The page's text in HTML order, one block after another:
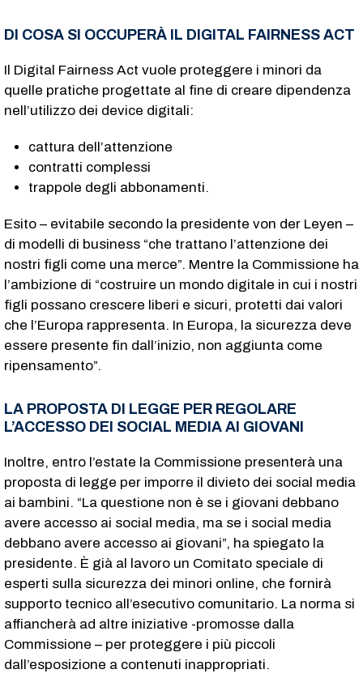
DI COSA SI OCCUPERÀ IL DIGITAL FAIRNESS ACT
Il Digital Fairness Act vuole proteggere i minori da
quelle pratiche progettate al fine di creare dipendenza
nell’utilizzo dei device digitali:
cattura dell’attenzione
contratti complessi
trappole degli abbonamenti.
Esito – evitabile secondo la presidente von der Leyen –
di modelli di business “che trattano l’attenzione dei
nostri figli come una merce”. Mentre la Commissione ha
l’ambizione di “costruire un mondo digitale in cui i nostri
figli possano crescere liberi e sicuri, protetti dai valori
che l’Europa rappresenta. In Europa, la sicurezza deve
essere presente fin dall’inizio, non aggiunta come
ripensamento”.
LA PROPOSTA DI LEGGE PER REGOLARE
L’ACCESSO DEI SOCIAL MEDIA AI GIOVANI
Inoltre, entro l’estate la Commissione presenterà una
proposta di legge per imporre il divieto dei social media
ai bambini. “La questione non è se i giovani debbano
avere accesso ai social media, ma se i social media
debbano avere accesso ai giovani”, ha spiegato la
presidente. È già al lavoro un Comitato speciale di
esperti sulla sicurezza dei minori online, che fornirà
supporto tecnico all’esecutivo comunitario. La norma si
affiancherà ad altre iniziative -promosse dalla
Commissione – per proteggere i più piccoli
dall’esposizione a contenuti inappropriati.